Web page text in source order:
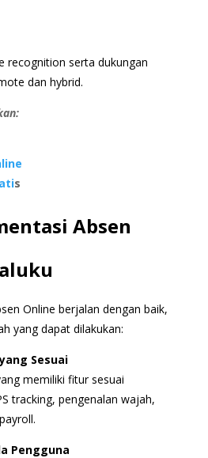
recognition serta dukungan
dan hybrid.
s
Absen
Online berjalan dengan baik,
yang dapat dilakukan:
Sesuai
memiliki fitur sesuai
tracking, pengenalan wajah,
Pengguna